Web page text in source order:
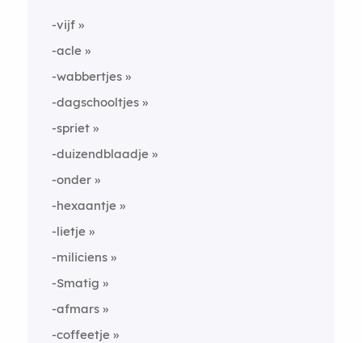
-vijf
-acle
-wabbertjes
-dagschooltjes
-spriet
-duizendblaadje
-onder
-hexaantje
-lietje
-miliciens
-Smatig
-afmars
-coffeetje